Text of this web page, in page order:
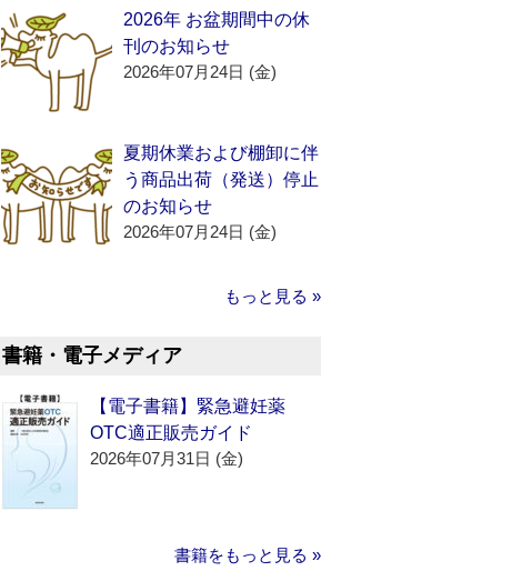
2026年 お盆期間中の休
刊のお知らせ
2026年07月24日 (金)
夏期休業および棚卸に伴
う商品出荷（発送）停止
のお知らせ
2026年07月24日 (金)
もっと見る »
書籍・電子メディア
【電子書籍】緊急避妊薬
OTC適正販売ガイド
2026年07月31日 (金)
書籍をもっと見る »